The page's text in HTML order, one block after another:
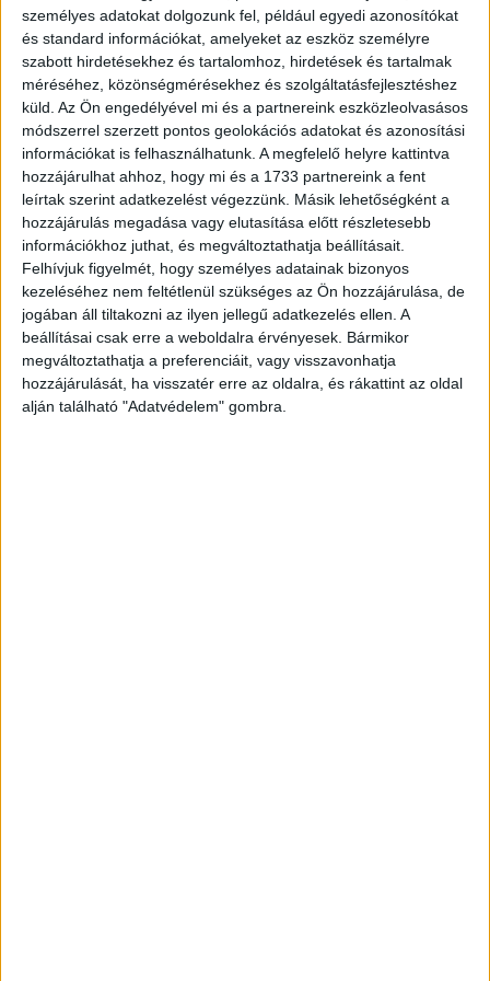
személyes adatokat dolgozunk fel, például egyedi azonosítókat
és standard információkat, amelyeket az eszköz személyre
szabott hirdetésekhez és tartalomhoz, hirdetések és tartalmak
méréséhez, közönségmérésekhez és szolgáltatásfejlesztéshez
küld. Az Ön engedélyével mi és a partnereink eszközleolvasásos
módszerrel szerzett pontos geolokációs adatokat és azonosítási
információkat is felhasználhatunk. A megfelelő helyre kattintva
hozzájárulhat ahhoz, hogy mi és a 1733 partnereink a fent
leírtak szerint adatkezelést végezzünk. Másik lehetőségként a
hozzájárulás megadása vagy elutasítása előtt részletesebb
információkhoz juthat, és megváltoztathatja beállításait.
Felhívjuk figyelmét, hogy személyes adatainak bizonyos
kezeléséhez nem feltétlenül szükséges az Ön hozzájárulása, de
jogában áll tiltakozni az ilyen jellegű adatkezelés ellen. A
beállításai csak erre a weboldalra érvényesek. Bármikor
megváltoztathatja a preferenciáit, vagy visszavonhatja
hozzájárulását, ha visszatér erre az oldalra, és rákattint az oldal
alján található "Adatvédelem" gombra.
tekinthető rossznak a korábbi évekhez képest, a
szakemberek szerint az idetartozó téli gumik több mint
20 százaléka problémás, elöregedett és/vagy elkopott.
Különösen az idősebb, valamint a frissebb rendszámmal
rendelkező, vélelmezhetően külföldről behozott, szintén
korosabb autók esetében figyelhető meg ez a tendencia.
Az abroncsok oldalfalán megtalálható DOT jelzésből
kiderül, hogy adott terméket melyik év hányadik
hónapjában gyártották. A 10 év feletti életkorú abroncsok
tapadási képessége és rugalmassága már annyira
lecsökken, hogy nagy kockázatot jelentenek a
közlekedésben.
„Sokféle hibajelenséget tártunk fel a téli abroncsok
esetében. A leggyakoribb az abroncsok kopottsága,
töredezettsége. A téli abroncsok 4 milliméteres
profilmélység alatt már nem működnek megfelelően